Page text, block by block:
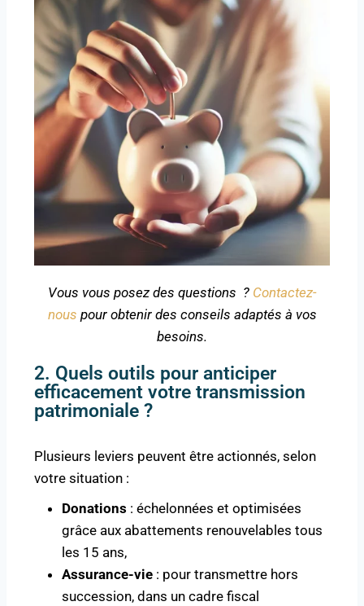
Vous vous posez des questions ? Contactez-
nous pour obtenir des conseils adaptés à vos
besoins.
2. Quels outils pour anticiper
efficacement votre transmission
patrimoniale ?
Plusieurs leviers peuvent être actionnés, selon
votre situation :
Donations : échelonnées et optimisées
grâce aux abattements renouvelables tous
les 15 ans,
Assurance-vie : pour transmettre hors
succession, dans un cadre fiscal